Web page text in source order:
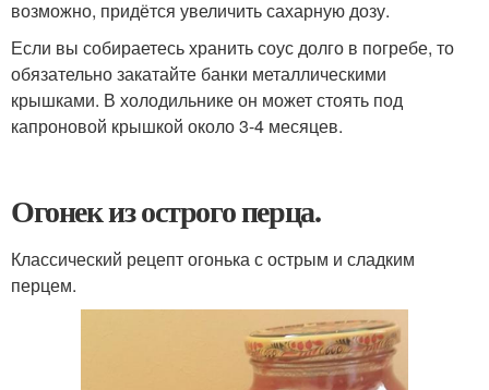
возможно, придётся увеличить сахарную дозу.
Если вы собираетесь хранить соус долго в погребе, то
обязательно закатайте банки металлическими
крышками. В холодильнике он может стоять под
капроновой крышкой около 3-4 месяцев.
Огонек из острого перца.
Классический рецепт огонька с острым и сладким
перцем.